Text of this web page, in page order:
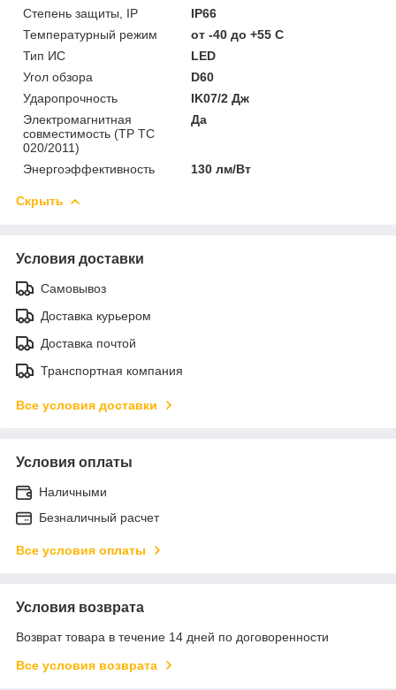
Степень защиты, IP
IP66
Температурный режим
от -40 до +55 C
Тип ИС
LED
Угол обзора
D60
Ударопрочность
IK07/2 Дж
Электромагнитная
совместимость (ТР ТС
020/2011)
Да
Энергоэффективность 130 лм/Вт
Скрыть
Условия доставки
Самовывоз
Доставка курьером
Доставка почтой
Транспортная компания
Все условия доставки
Условия оплаты
Наличными
Безналичный расчет
Все условия оплаты
Условия возврата
Возврат товара в течение 14 дней по договоренности
Все условия возврата